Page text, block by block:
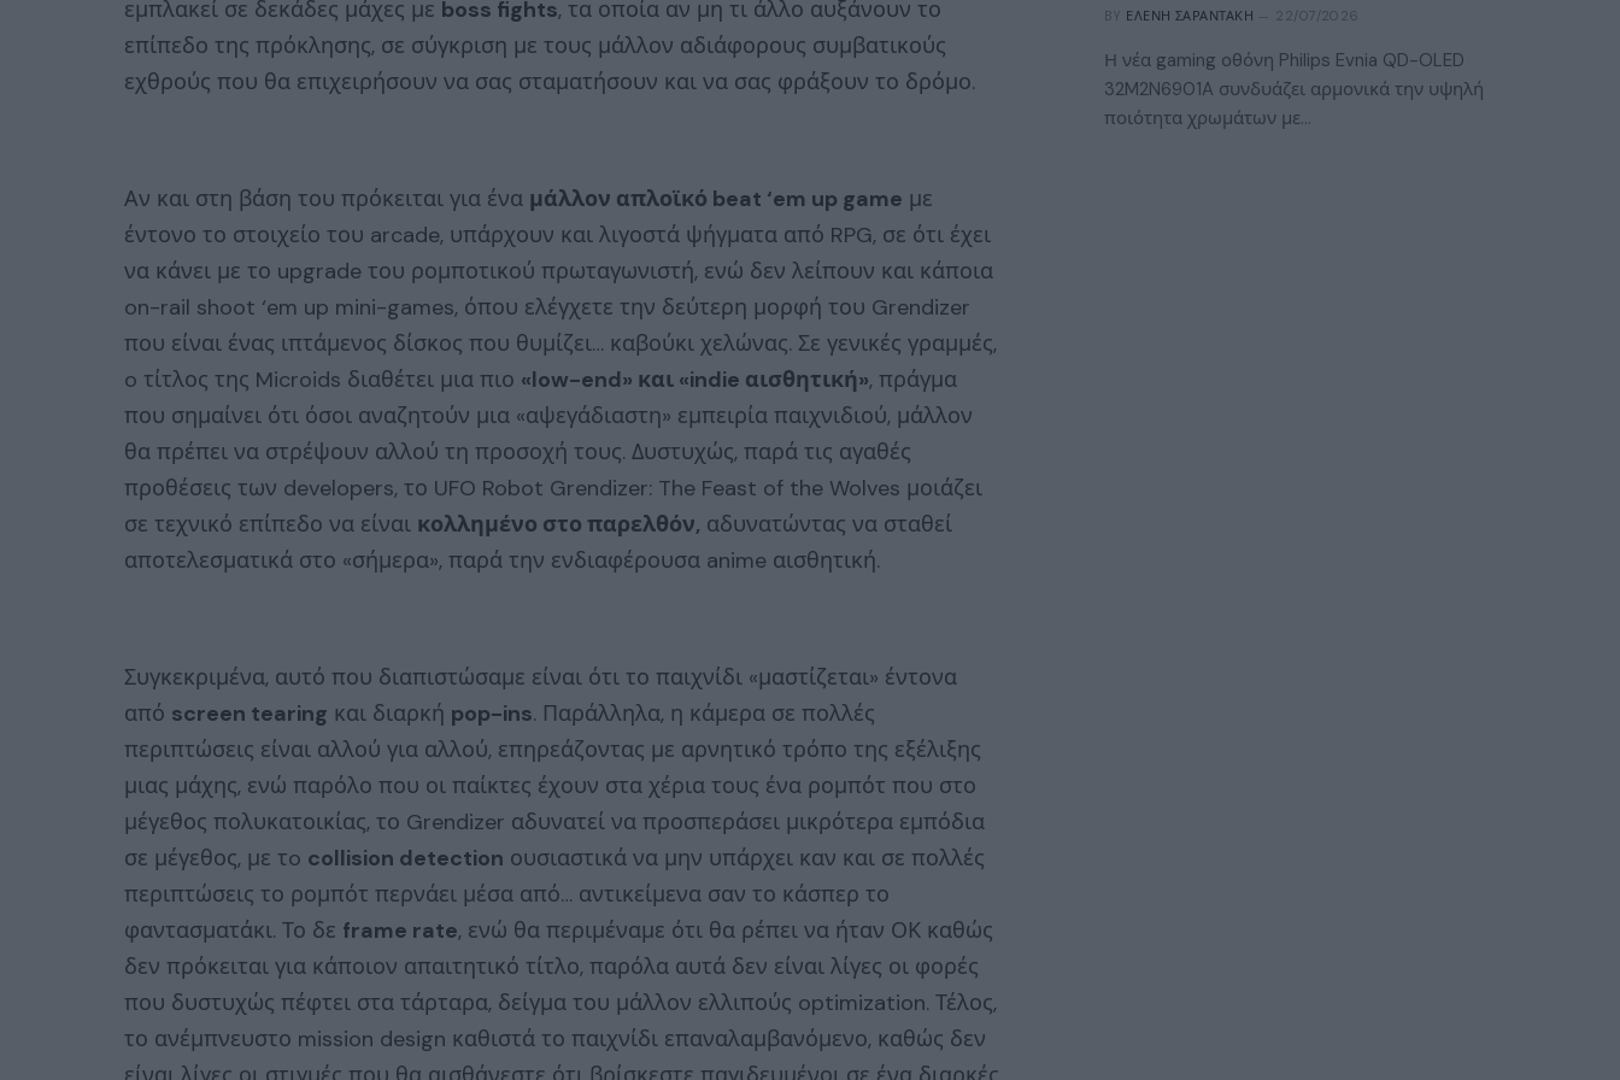
εμπλακεί σε δεκάδες μάχες με boss fights, τα οποία αν μη τι άλλο αυξάνουν το
επίπεδο της πρόκλησης, σε σύγκριση με τους μάλλον αδιάφορους συμβατικούς
εχθρούς που θα επιχειρήσουν να σας σταματήσουν και να σας φράξουν το δρόμο.
Αν και στη βάση του πρόκειται για ένα μάλλον απλοϊκό beat ‘em up game με
έντονο το στοιχείο του arcade, υπάρχουν και λιγοστά ψήγματα από RPG, σε ότι έχει
να κάνει με το upgrade του ρομποτικού πρωταγωνιστή, ενώ δεν λείπουν και κάποια
on-rail shoot ‘em up mini-games, όπου ελέγχετε την δεύτερη μορφή του Grendizer
που είναι ένας ιπτάμενος δίσκος που θυμίζει… καβούκι χελώνας. Σε γενικές γραμμές,
o τίτλος της Microids διαθέτει μια πιο «low-end» και «indie αισθητική», πράγμα
που σημαίνει ότι όσοι αναζητούν μια «αψεγάδιαστη» εμπειρία παιχνιδιού, μάλλον
θα πρέπει να στρέψουν αλλού τη προσοχή τους. Δυστυχώς, παρά τις αγαθές
προθέσεις των developers, το UFO Robot Grendizer: The Feast of the Wolves μοιάζει
σε τεχνικό επίπεδο να είναι κολλημένο στο παρελθόν, αδυνατώντας να σταθεί
αποτελεσματικά στο «σήμερα», παρά την ενδιαφέρουσα anime αισθητική.
Συγκεκριμένα, αυτό που διαπιστώσαμε είναι ότι το παιχνίδι «μαστίζεται» έντονα
από screen tearing και διαρκή pop-ins. Παράλληλα, η κάμερα σε πολλές
περιπτώσεις είναι αλλού για αλλού, επηρεάζοντας με αρνητικό τρόπο της εξέλιξης
μιας μάχης, ενώ παρόλο που οι παίκτες έχουν στα χέρια τους ένα ρομπότ που στο
μέγεθος πολυκατοικίας, το Grendizer αδυνατεί να προσπεράσει μικρότερα εμπόδια
σε μέγεθος, με τo collision detection ουσιαστικά να μην υπάρχει καν και σε πολλές
περιπτώσεις το ρομπότ περνάει μέσα από… αντικείμενα σαν το κάσπερ το
φαντασματάκι. Το δε frame rate, ενώ θα περιμέναμε ότι θα ρέπει να ήταν ΟΚ καθώς
δεν πρόκειται για κάποιον απαιτητικό τίτλο, παρόλα αυτά δεν είναι λίγες οι φορές
που δυστυχώς πέφτει στα τάρταρα, δείγμα του μάλλον ελλιπούς optimization. Τέλος,
το ανέμπνευστο mission design καθιστά το παιχνίδι επαναλαμβανόμενο, καθώς δεν
BY ΕΛΈΝΗ ΣΑΡΑΝΤΆΚΗ 22/07/2026
Η νέα gaming οθόνη Philips Evnia QD-OLED
32M2N6901A συνδυάζει αρμονικά την υψηλή
ποιότητα χρωμάτων με…